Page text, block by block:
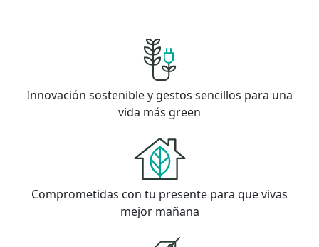
Innovación sostenible y gestos sencillos para una
vida más green
Comprometidas con tu presente para que vivas
mejor mañana